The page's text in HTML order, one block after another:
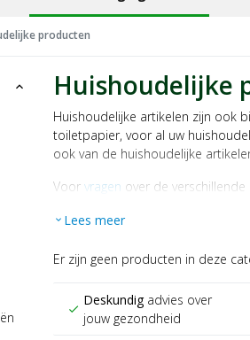
producten
expand_less Huishoudelijke
Huishoudelijke artikelen zijn ook
toiletpapier, voor al uw
ook van de huishoudelijke
Voor vragen over de
expand_more Lees meer
Er zijn geen producten in deze
check
Deskundigadvies over
jouw gezondheid